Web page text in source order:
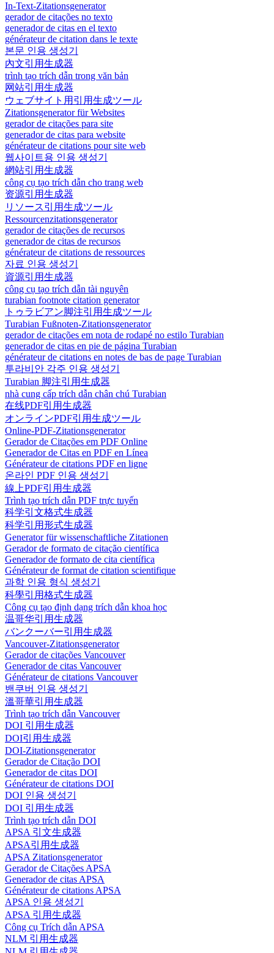
In-Text-Zitationsgenerator
gerador de citações no texto
generador de citas en el texto
générateur de citation dans le texte
본문 인용 생성기
內文引用生成器
trình tạo trích dẫn trong văn bản
网站引用生成器
ウェブサイト用引用生成ツール
Zitationsgenerator für Websites
gerador de citações para site
generador de citas para website
générateur de citations pour site web
웹사이트용 인용 생성기
網站引用生成器
công cụ tạo trích dẫn cho trang web
资源引用生成器
リソース引用生成ツール
Ressourcenzitationsgenerator
gerador de citações de recursos
generador de citas de recursos
générateur de citations de ressources
자료 인용 생성기
資源引用生成器
công cụ tạo trích dẫn tài nguyên
turabian footnote citation generator
トゥラビアン脚注引用生成ツール
Turabian Fußnoten-Zitationsgenerator
gerador de citações em nota de rodapé no estilo Turabian
generador de citas en pie de página Turabian
générateur de citations en notes de bas de page Turabian
투라비안 각주 인용 생성기
Turabian 脚注引用生成器
nhà cung cấp trích dẫn chân chú Turabian
在线PDF引用生成器
オンラインPDF引用生成ツール
Online-PDF-Zitationsgenerator
Gerador de Citações em PDF Online
Generador de Citas en PDF en Línea
Générateur de citations PDF en ligne
온라인 PDF 인용 생성기
線上PDF引用生成器
Trình tạo trích dẫn PDF trực tuyến
科学引文格式生成器
科学引用形式生成器
Generator für wissenschaftliche Zitationen
Gerador de formato de citação científica
Generador de formato de cita científica
Générateur de format de citation scientifique
과학 인용 형식 생성기
科學引用格式生成器
Công cụ tạo định dạng trích dẫn khoa học
温哥华引用生成器
バンクーバー引用生成器
Vancouver-Zitationsgenerator
Gerador de citações Vancouver
Generador de citas Vancouver
Générateur de citations Vancouver
밴쿠버 인용 생성기
溫哥華引用生成器
Trình tạo trích dẫn Vancouver
DOI 引用生成器
DOI引用生成器
DOI-Zitationsgenerator
Gerador de Citação DOI
Generador de citas DOI
Générateur de citations DOI
DOI 인용 생성기
DOI 引用生成器
Trình tạo trích dẫn DOI
APSA 引文生成器
APSA引用生成器
APSA Zitationsgenerator
Gerador de Citações APSA
Generador de citas APSA
Générateur de citations APSA
APSA 인용 생성기
APSA 引用生成器
Công cụ Trích dẫn APSA
NLM 引用生成器